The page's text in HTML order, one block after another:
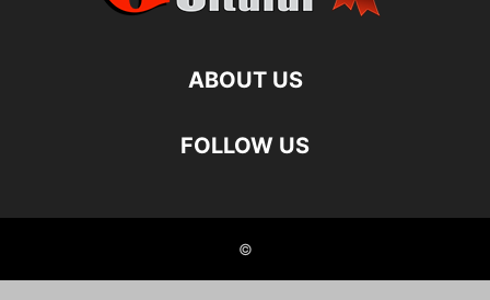
ABOUT US
FOLLOW US
©